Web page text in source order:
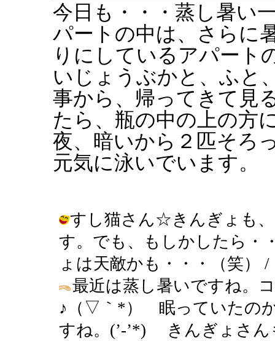
今日も・・・蒸し暑い
パートの中は、さらに
りにしているアパート
いじょうぶかと、ふと
事から、帰ってきて見
たら、瓶の中の上の方
夜、暗いから２匹そろ
元気に泳いでいます。
すし猫さん☆きんぎょも
す。でも、もしかしたら・
ょは天敵かも・・・（笑）
最近は蒸し暑いですね。
♪（▽｀*） 眠っていたの
すね。(’-’*) きんぎょさん